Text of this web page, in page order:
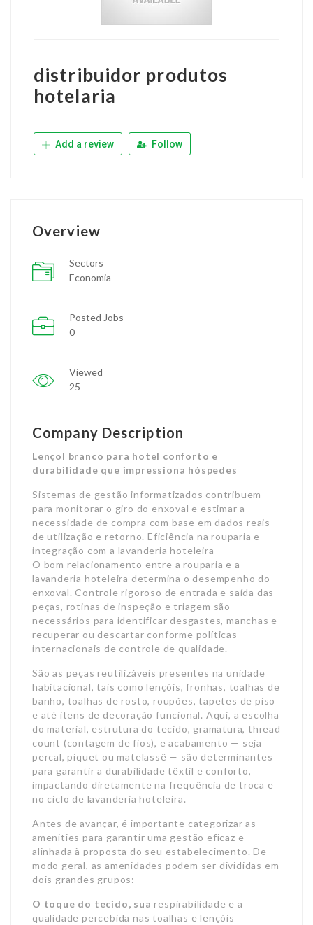
distribuidor produtos
hotelaria
Add a review Follow
Overview
Sectors
Economia
Posted Jobs
0
Viewed
25
Company Description
Lençol branco para hotel conforto e
durabilidade que impressiona hóspedes
Sistemas de gestão informatizados contribuem
para monitorar o giro do enxoval e estimar a
necessidade de compra com base em dados reais
de utilização e retorno. Eficiência na rouparia e
integração com a lavanderia hoteleira
O bom relacionamento entre a rouparia e a
lavanderia hoteleira determina o desempenho do
enxoval. Controle rigoroso de entrada e saída das
peças, rotinas de inspeção e triagem são
necessários para identificar desgastes, manchas e
recuperar ou descartar conforme políticas
internacionais de controle de qualidade.
São as peças reutilizáveis presentes na unidade
habitacional, tais como lençóis, fronhas, toalhas de
banho, toalhas de rosto, roupões, tapetes de piso
e até itens de decoração funcional. Aqui, a escolha
do material, estrutura do tecido, gramatura, thread
count (contagem de fios), e acabamento — seja
percal, piquet ou matelassê — são determinantes
para garantir a durabilidade têxtil e conforto,
impactando diretamente na frequência de troca e
no ciclo de lavanderia hoteleira.
Antes de avançar, é importante categorizar as
amenities para garantir uma gestão eficaz e
alinhada à proposta do seu estabelecimento. De
modo geral, as amenidades podem ser divididas em
dois grandes grupos:
O toque do tecido, sua respirabilidade e a
qualidade percebida nas toalhas e lençóis